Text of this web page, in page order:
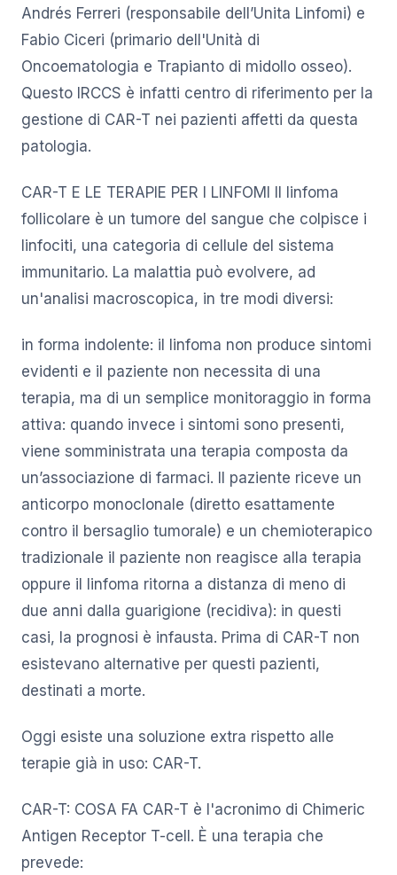
Andrés Ferreri (responsabile dell’Unita Linfomi) e
Fabio Ciceri (primario dell'Unità di
Oncoematologia e Trapianto di midollo osseo).
Questo IRCCS è infatti centro di riferimento per la
gestione di CAR-T nei pazienti affetti da questa
patologia.
CAR-T E LE TERAPIE PER I LINFOMI Il linfoma
follicolare è un tumore del sangue che colpisce i
linfociti, una categoria di cellule del sistema
immunitario. La malattia può evolvere, ad
un'analisi macroscopica, in tre modi diversi:
in forma indolente: il linfoma non produce sintomi
evidenti e il paziente non necessita di una
terapia, ma di un semplice monitoraggio in forma
attiva: quando invece i sintomi sono presenti,
viene somministrata una terapia composta da
un’associazione di farmaci. Il paziente riceve un
anticorpo monoclonale (diretto esattamente
contro il bersaglio tumorale) e un chemioterapico
tradizionale il paziente non reagisce alla terapia
oppure il linfoma ritorna a distanza di meno di
due anni dalla guarigione (recidiva): in questi
casi, la prognosi è infausta. Prima di CAR-T non
esistevano alternative per questi pazienti,
destinati a morte.
Oggi esiste una soluzione extra rispetto alle
terapie già in uso: CAR-T.
CAR-T: COSA FA CAR-T è l'acronimo di Chimeric
Antigen Receptor T-cell. È una terapia che
prevede: